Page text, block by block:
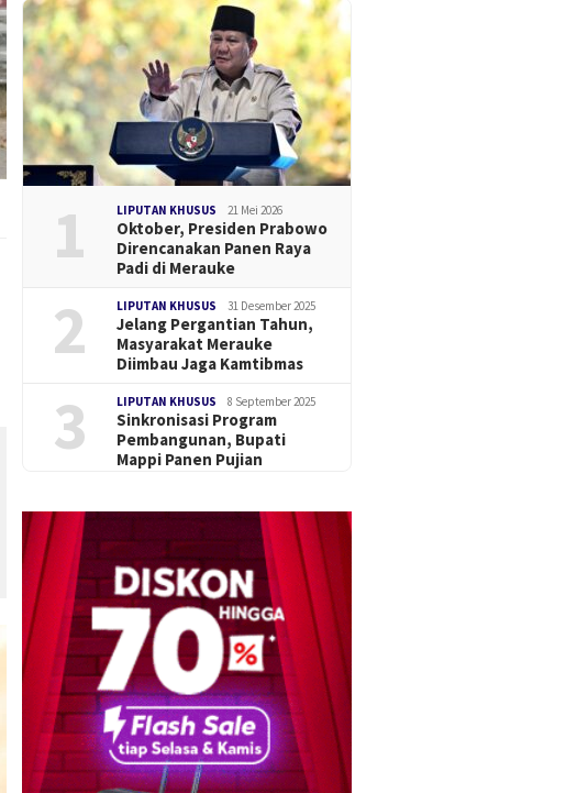
1 LIPUTAN KHUSUS 21 Mei 2026
Oktober, Presiden Prabowo
Direncanakan Panen Raya
Padi di Merauke
2 LIPUTAN KHUSUS 31 Desember 2025
Jelang Pergantian Tahun,
Masyarakat Merauke
Diimbau Jaga Kamtibmas
3 LIPUTAN KHUSUS 8 September 2025
Sinkronisasi Program
Pembangunan, Bupati
Mappi Panen Pujian